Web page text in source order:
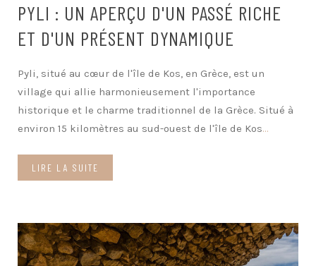
PYLI : UN APERÇU D'UN PASSÉ RICHE
ET D'UN PRÉSENT DYNAMIQUE
Pyli, situé au cœur de l'île de Kos, en Grèce, est un
village qui allie harmonieusement l'importance
historique et le charme traditionnel de la Grèce. Situé à
environ 15 kilomètres au sud-ouest de l'île de Kos...
LIRE LA SUITE